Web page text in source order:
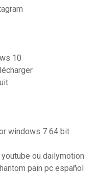
10
windows 7 64 bit
ou dailymotion
pain pc español